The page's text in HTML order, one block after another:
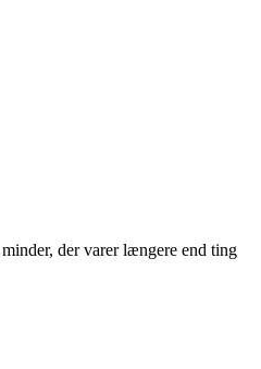
der varer længere end ting